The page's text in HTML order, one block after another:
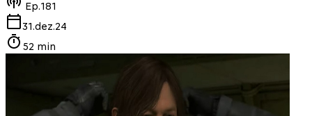
Ep.181
31.dez.24
52 min